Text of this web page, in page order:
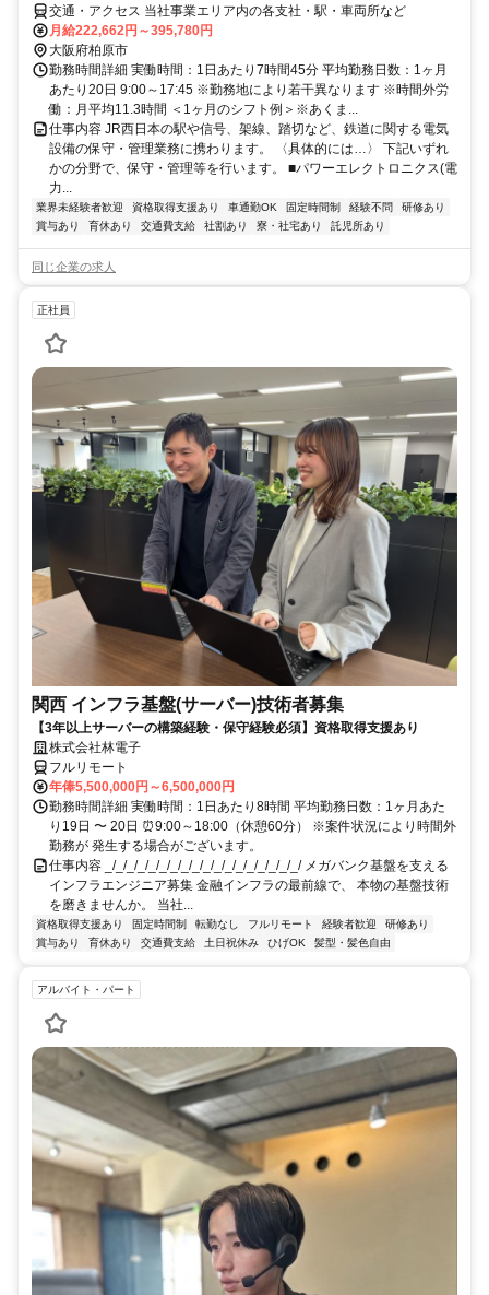
交通・アクセス 当社事業エリア内の各支社・駅・車両所など
月給222,662円～395,780円
大阪府柏原市
勤務時間詳細 実働時間：1日あたり7時間45分 平均勤務日数：1ヶ月
あたり20日 9:00～17:45 ※勤務地により若干異なります ※時間外労
働：月平均11.3時間 ＜1ヶ月のシフト例＞※あくま...
仕事内容 JR西日本の駅や信号、架線、踏切など、鉄道に関する電気
設備の保守・管理業務に携わります。 〈具体的には…〉 下記いずれ
かの分野で、保守・管理等を行います。 ■パワーエレクトロニクス(電
力...
業界未経験者歓迎 資格取得支援あり 車通勤OK 固定時間制 経験不問
研修あり
賞与あり
育休あり 交通費支給 社割あり 寮・社宅あり 託児所あり
同じ企業の求人
正社員
関西 インフラ基盤(サーバー)技術者募集
【3年以上サーバーの構築経験・保守経験必須】資格取得支援あり
株式会社林電子
フルリモート
年俸5,500,000円～6,500,000円
勤務時間詳細 実働時間：1日あたり8時間 平均勤務日数：1ヶ月あた
り19日 〜 20日 ⏰9:00～18:00（休憩60分） ※案件状況により時間外
勤務が 発生する場合がございます。
仕事内容 _/_/_/_/_/_/_/_/_/_/_/_/_/_/_/_/_/_/ メガバンク基盤を支える
インフラエンジニア募集 金融インフラの最前線で、 本物の基盤技術
を磨きませんか。 当社...
資格取得支援あり 固定時間制 転勤なし フルリモート 経験者歓迎
研修あり
賞与あり
育休あり 交通費支給 土日祝休み ひげOK 髪型・髪色自由
アルバイト・パート